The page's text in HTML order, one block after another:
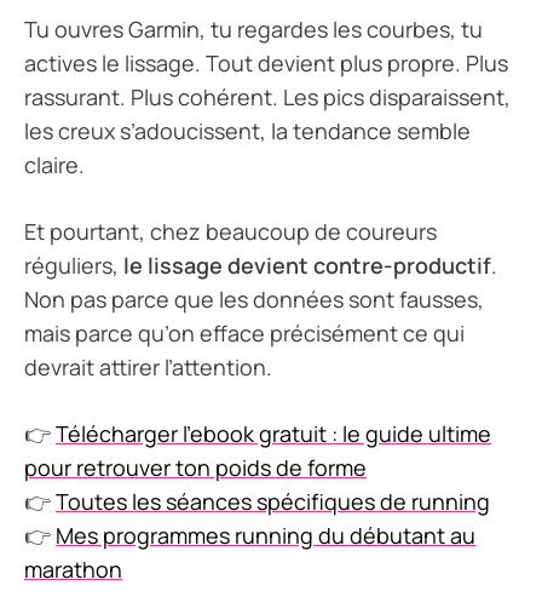
Tu ouvres Garmin, tu regardes les courbes, tu
actives le lissage. Tout devient plus propre. Plus
rassurant. Plus cohérent. Les pics disparaissent,
les creux s’adoucissent, la tendance semble
claire.
Et pourtant, chez beaucoup de coureurs
réguliers, le lissage devient contre-productif.
Non pas parce que les données sont fausses,
mais parce qu’on efface précisément ce qui
devrait attirer l’attention.
👉Télécharger l’ebook gratuit : le guide ultime
pour retrouver ton poids de forme
👉Toutes les séances spécifiques de running
👉 Mes programmes running du débutant au
marathon